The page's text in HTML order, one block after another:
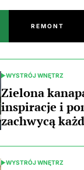
REMONT
POSTED
IN
WYSTRÓJ WNĘTRZ
Zielona
inspiracje i
zachwycą
POSTED
WYSTRÓJ WNĘTRZ